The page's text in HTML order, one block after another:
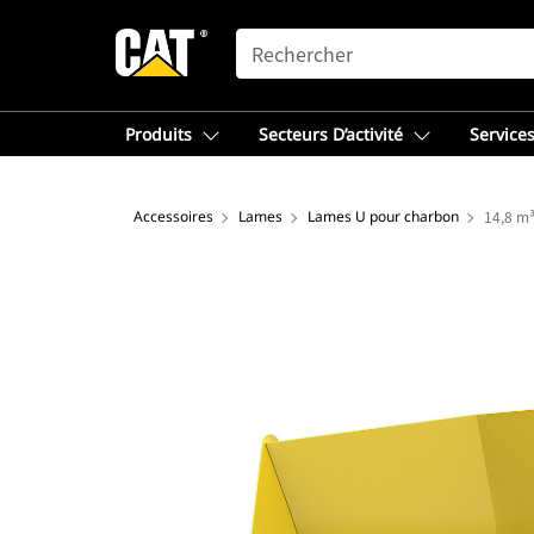
SEARCH
Produits Secteurs D’activité
Accessoires Lames Lames U pour charbon 14,8